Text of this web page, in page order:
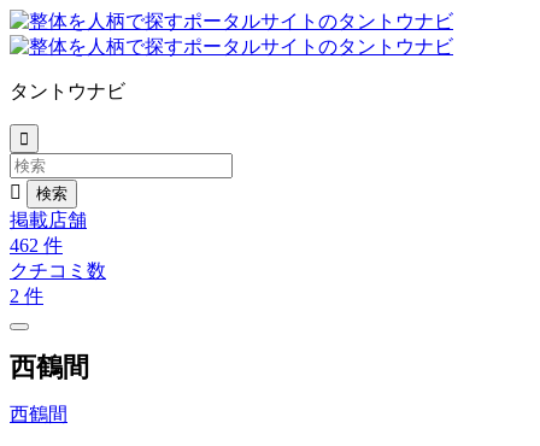
タントウナビ


掲載店舗
462 件
クチコミ数
2 件
西鶴間
西鶴間